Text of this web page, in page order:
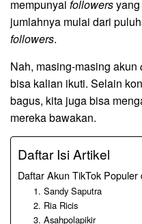
mempunyai followers
jumlahnya mulai dari
followers.
Nah, masing-masing akun
bisa kalian ikuti. Selain
bagus, kita juga bisa
mereka bawakan.
Daftar Isi Artikel
Daftar Akun TikTok Populer
1. Sandy Saputra
2. Ria Ricis
3. Asahpolapikir